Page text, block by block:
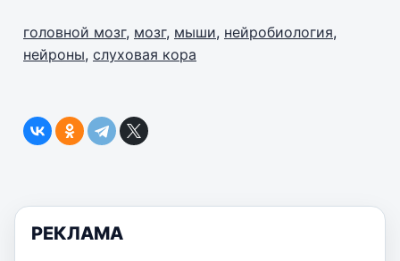
головной мозг, мозг, мыши, нейробиология,
нейроны, слуховая кора
РЕКЛАМА